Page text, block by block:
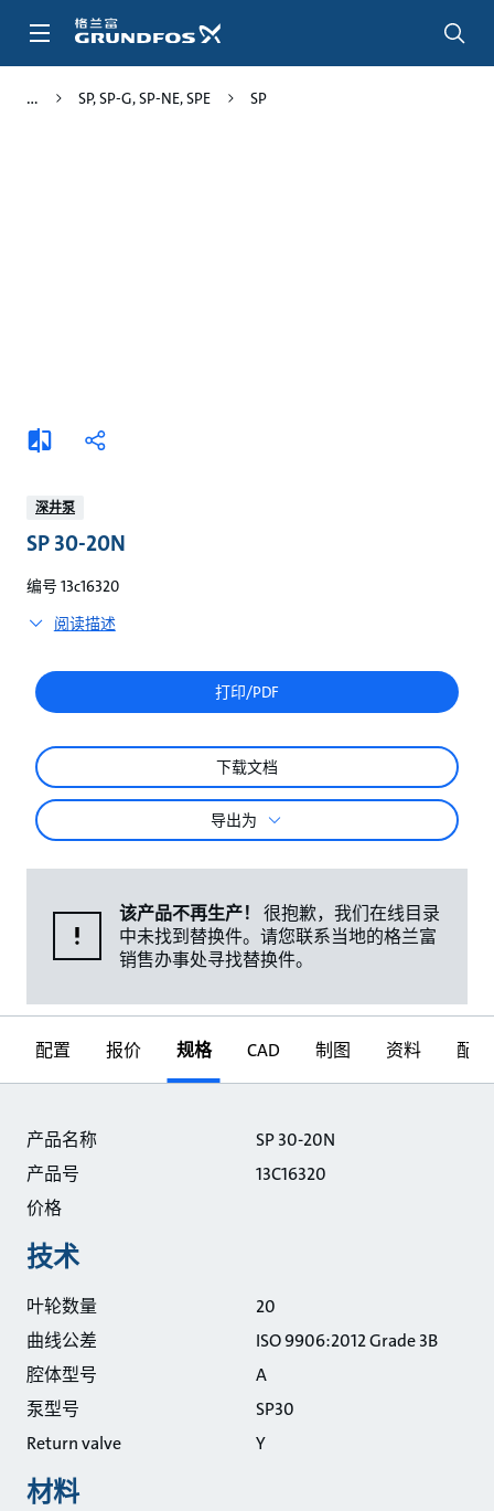
SP, SP-G, SP-NE, SPE SP
添
加
较
分
深井泵
SP 30-20N
编号 13c16320
阅读描述
打印/PDF
下载文档
导出为
该产品不再生产！
很抱歉，我们在线目录
中未找到替换件。请您联系当地的格兰富
销售办事处寻找替换件。
配置 报价 规格 CAD 制图 资料 配件
产品名称
SP 30-20N
产品号
13C16320
价格
技术
叶轮数量
20
曲线公差
ISO 9906:2012 Grade 3B
腔体型号
A
泵型号
SP30
Return valve
Y
材料